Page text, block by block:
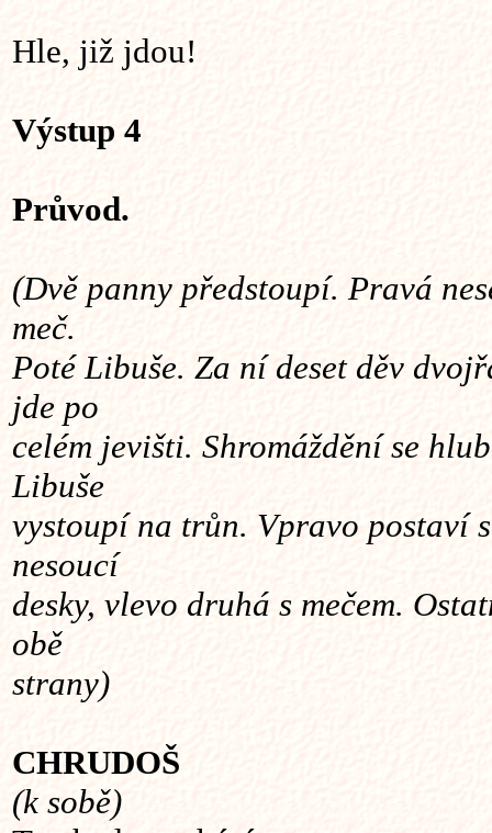
Hle, již jdou!
Výstup 4
Průvod.
(Dvě panny předstoupí. Pravá
meč.
Poté Libuše. Za ní deset děv
jde po
celém jevišti. Shromáždění se
Libuše
vystoupí na trůn. Vpravo postaví
nesoucí
desky, vlevo druhá s mečem.
obě
strany)
CHRUDOŠ
(k sobě)